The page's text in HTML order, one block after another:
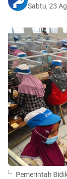
Sabtu, 23
Pemerintah